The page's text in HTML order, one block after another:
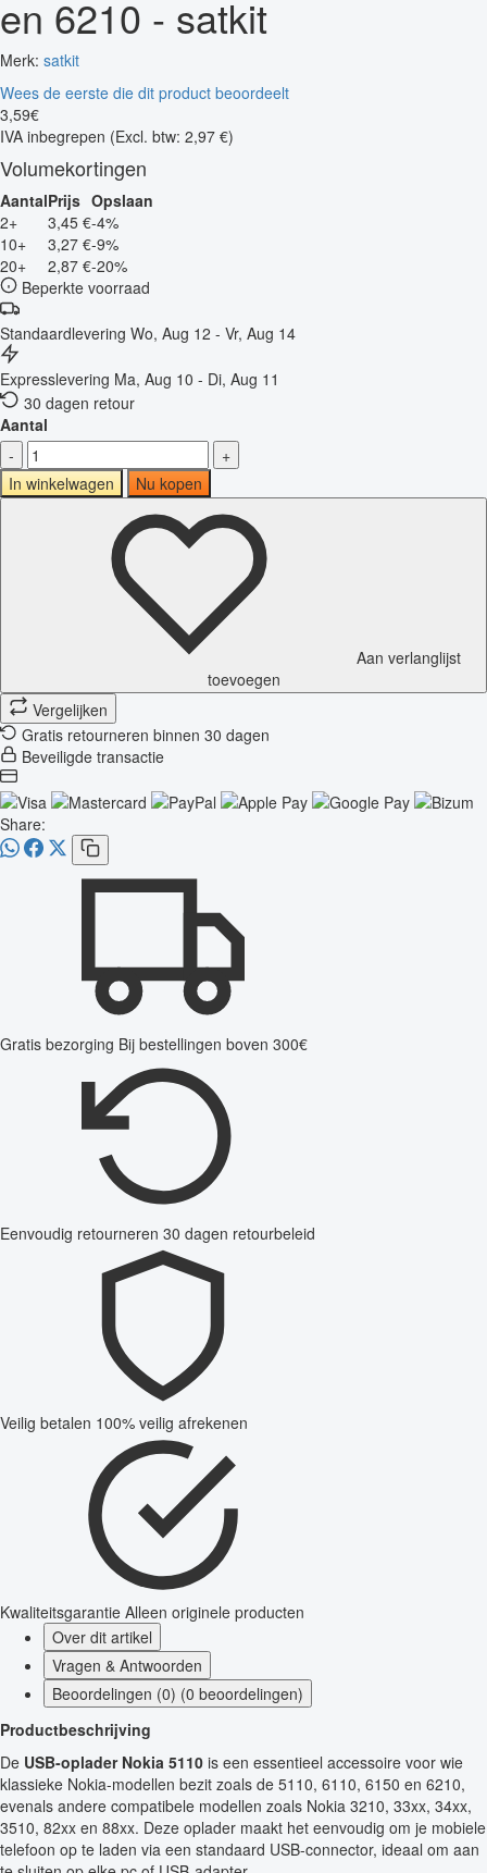
en 6210 - satkit
Merk: satkit
Wees de eerste die dit product beoordeelt
3,59€
IVA inbegrepen (Excl. btw: 2,97 €)
Volumekortingen
AantalPrijs Opslaan
2+
3,45 €-4%
10+
3,27 €-9%
20+
2,87 €-20%
Beperkte voorraad
Standaardlevering Wo, Aug 12 - Vr, Aug 14
Expresslevering Ma, Aug 10 - Di, Aug 11
30 dagen retour
Aantal
-
+
In winkelwagen
Nu kopen
Aan verlanglijst
toevoegen
Vergelijken
Gratis retourneren binnen 30 dagen
Beveiligde transactie
Share:
Gratis bezorging Bij bestellingen boven 300€
Eenvoudig retourneren 30 dagen retourbeleid
Veilig betalen 100% veilig afrekenen
Kwaliteitsgarantie Alleen originele producten
Over dit artikel
Vragen & Antwoorden
Beoordelingen (0) (0 beoordelingen)
Productbeschrijving
De USB-oplader Nokia 5110 is een essentieel accessoire voor wie
klassieke Nokia-modellen bezit zoals de 5110, 6110, 6150 en 6210,
evenals andere compatibele modellen zoals Nokia 3210, 33xx, 34xx,
3510, 82xx en 88xx. Deze oplader maakt het eenvoudig om je mobiele
telefoon op te laden via een standaard USB-connector, ideaal om aan